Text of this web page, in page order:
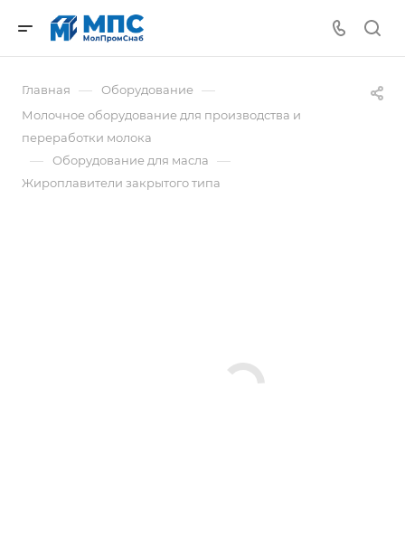
Главная — Оборудование —
Молочное оборудование для производства и
переработки молока
— Оборудование для масла —
Жироплавители закрытого типа